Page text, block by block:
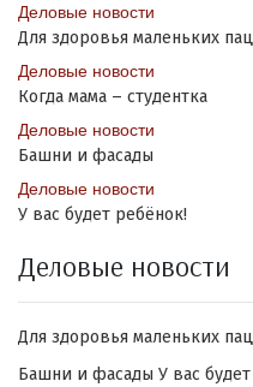
Деловые новости
Для здоровья маленьких
Деловые новости
Когда мама – студентка
Деловые новости
Башни и фасады
Деловые новости
У вас будет ребёнок!
Деловые новости
Для здоровья маленьких
Башни и фасады У вас